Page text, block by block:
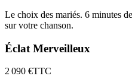
Le choix des mariés. 6 minutes
sur votre chanson.
Éclat Merveilleux
2 090 €TTC